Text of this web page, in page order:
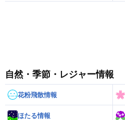
自然・季節・レジャー情報
花粉飛散情報
ほたる情報